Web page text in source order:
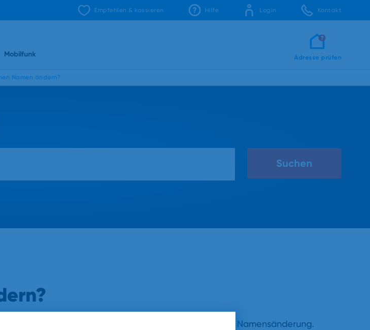
Empfehlen & kassieren Hilfe Login Kontakt
Mobilfunk Adresse prüfen
Namen ändern?
Suchen
Scheidungsurkunde oder Urkunde über die Namensänderung.